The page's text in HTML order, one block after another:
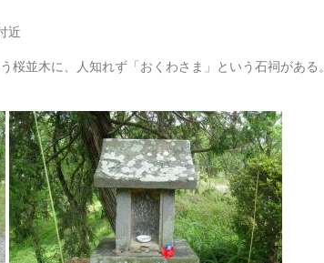
近
並木に、人知れず「おくわさま」という石祠がある。